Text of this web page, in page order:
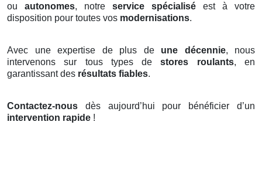
ou autonomes, notre service spécialisé est à votre
disposition pour toutes vos modernisations.
Avec une expertise de plus de une décennie, nous
intervenons sur tous types destores roulants, en
garantissant des résultats fiables.
Contactez-nous dès aujourd’hui pour bénéficier d’un
intervention rapide !